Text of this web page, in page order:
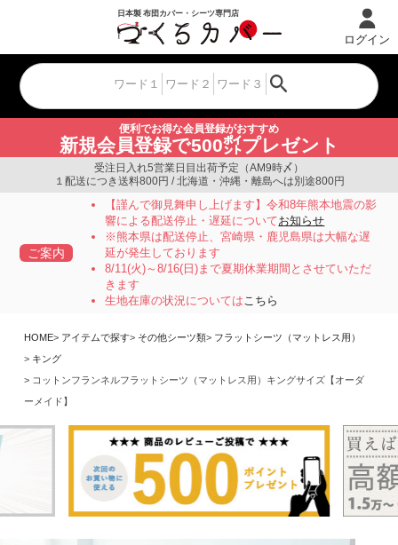
便利でお得な会員登録がおすすめ
新規会員登録で500㌽プレゼント
ログイン
受注日入れ5営業日目出荷予定（AM9時〆）
１配送につき送料800円 / 北海道・沖縄・離島へは別途800円
ご案内
【謹んで御見舞申し上げます】令和8年熊本地震の影
響による配送停止・遅延についてお知らせ
※熊本県は配送停止、宮崎県・鹿児島県は大幅な遅
延が発生しております
8/11(火)～8/16(日)まで夏期休業期間とさせていただ
きます
生地在庫の状況についてはこちら
HOME アイテムで探す その他シーツ類
フラットシーツ（マットレス用）
キング
コットンフランネルフラットシーツ（マットレス用）キングサイズ【オーダ
ーメイド】